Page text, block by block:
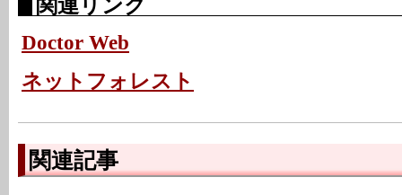
関連リンク
Doctor Web
ネットフォレスト
関連記事